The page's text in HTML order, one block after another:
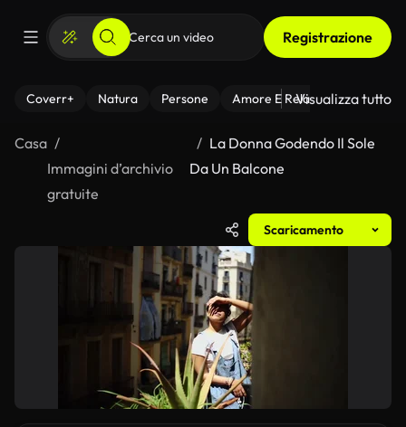
Registrazione
Coverr+ Natura Persone Amore E Relazioni Il
Visualizza tutto
Casa
Immagini d’archivio
gratuite
La Donna Godendo Il Sole
Da Un Balcone
Scaricamento